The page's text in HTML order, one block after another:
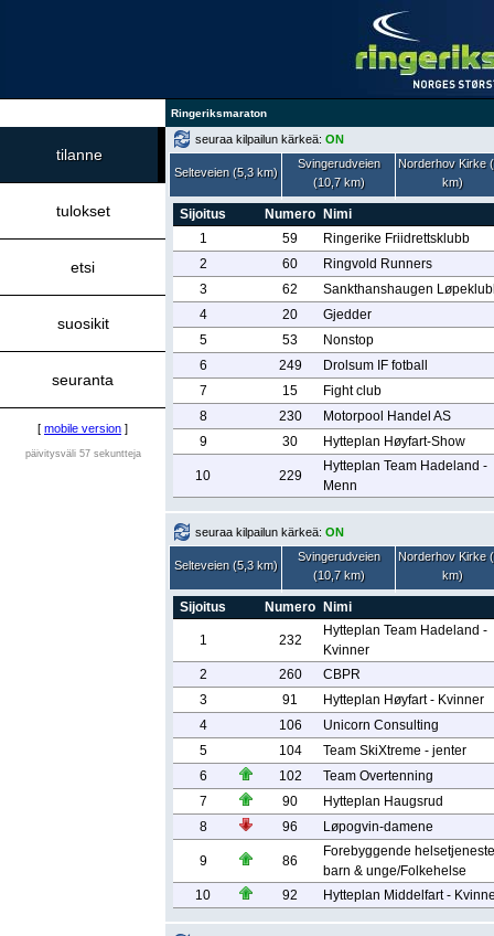
Ringeriksmaraton
tilanne
tulokset
etsi
suosikit
seuranta
[ mobile version ]
päivitysväli 57 sekuntteja
seuraa kilpailun kärkeä: ON
Selteveien (5,3 km)
Svingerudveien
(10,7 km)
Norderhov Kirke
km)
Sijoitus Numero
Nimi
1
59
Ringerike Friidrettsklubb
2
60
Ringvold Runners
3
62
Sankthanshaugen
4
20
Gjedder
5
53
Nonstop
6
249
Drolsum IF fotball
7
15
Fight club
8
230
Motorpool Handel AS
9
30 Hytteplan Høyfart-Show
10 229
Hytteplan Team Hadeland -
Menn
seuraa kilpailun kärkeä: ON
Selteveien (5,3 km)
Svingerudveien
(10,7 km)
Norderhov Kirke
km)
Sijoitus Numero Nimi
1 232
Hytteplan Team Hadeland -
Kvinner
2
260
CBPR
3
91
Hytteplan Høyfart - Kvinner
4
106
Unicorn Consulting
5
104
Team SkiXtreme - jenter
6
102
Team Overtenning
7
90
Hytteplan Haugsrud
8
96 Løpogvin-damene
9 86
Forebyggende
barn & unge/Folkehelse
10
92 Hytteplan Middelfart -